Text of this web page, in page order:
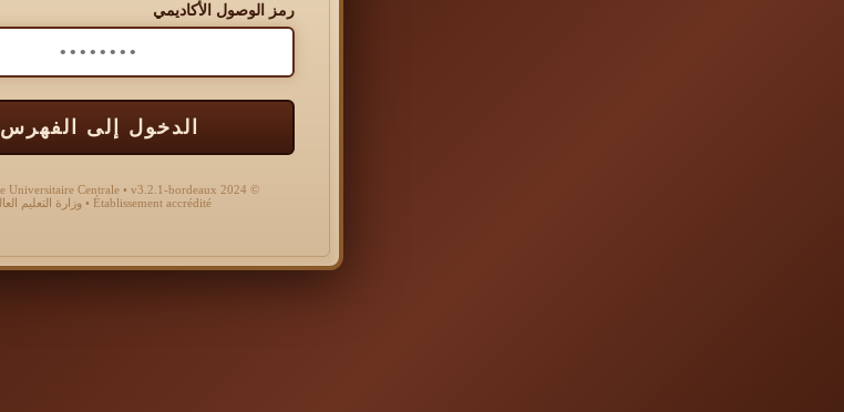
رمز الوصول الأكاديمي
الدخول إلى الفهرس
© 2024 Bibliothèque Universitaire Centrale • v3.2.1-bordeaux
Établissement accrédité • وزارة التعليم العالي